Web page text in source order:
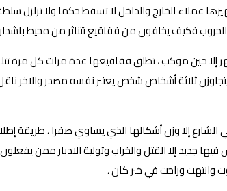
عملاء الخارج والداخل لا تسقط حكما ولا تزلزل
فكيف يخافون من فقاقيع تتناثر من محيط
حين موكب ، تطلق فقاقيعها عدة مرات كل مرة
ثلاثة أشخاص شخص يعتبر نفسه مصدر والآخر
إلا وزن أشكالها الذي يساوي صفرا ، طريقة
فيها جديد إلا القتل والخراب وتولية الادبار
وانتهت وراحت في خبر كان ،